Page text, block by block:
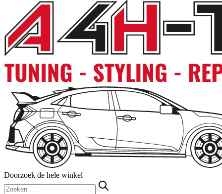
Doorzoek de hele winkel